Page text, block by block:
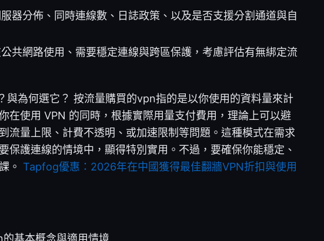
器分佈、同時連線數、日誌政策、以及是否支援分割通道與自
共網路使用、需要穩定連線與跨區保護，考慮評估有無綁定流
與為何選它？ 按流量購買的vpn指的是以你使用的資料量來計
在使用 VPN 的同時，根據實際用量支付費用，理論上可以避
流量上限、計費不透明、或加速限制等問題。這種模式在需求
保護連線的情境中，顯得特別實用。不過，要確保你能穩定、
。 Tapfog優惠：2026年在中國獲得最佳翻牆VPN折扣與使用
基本概念與適用情境